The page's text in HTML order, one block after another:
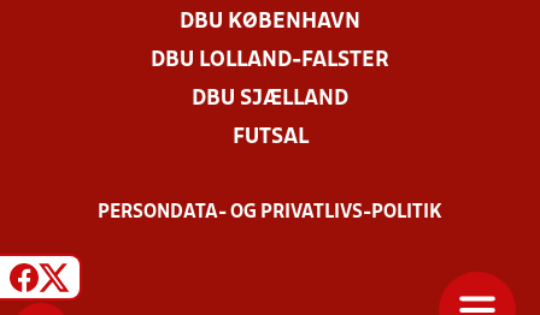
DBU KØBENHAVN
DBU LOLLAND-FALSTER
DBU SJÆLLAND
FUTSAL
PERSONDATA- OG PRIVATLIVS-POLITIK